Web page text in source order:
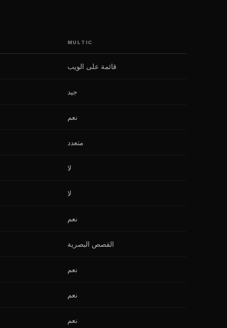
MULTIC
قائمة على الويب
جيد
نعم
متعدد
لا
لا
نعم
القصص البصرية
نعم
نعم
نعم